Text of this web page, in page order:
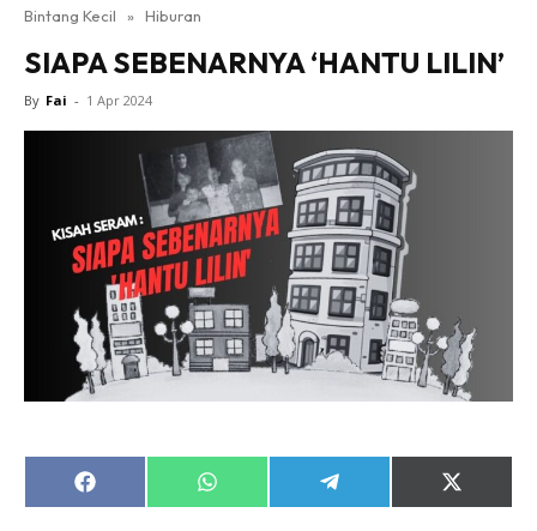
Bintang Kecil » Hiburan
SIAPA SEBENARNYA ‘HANTU LILIN’
By Fai - 1 Apr 2024
Share
on
Share
on
Share
on
Share
on